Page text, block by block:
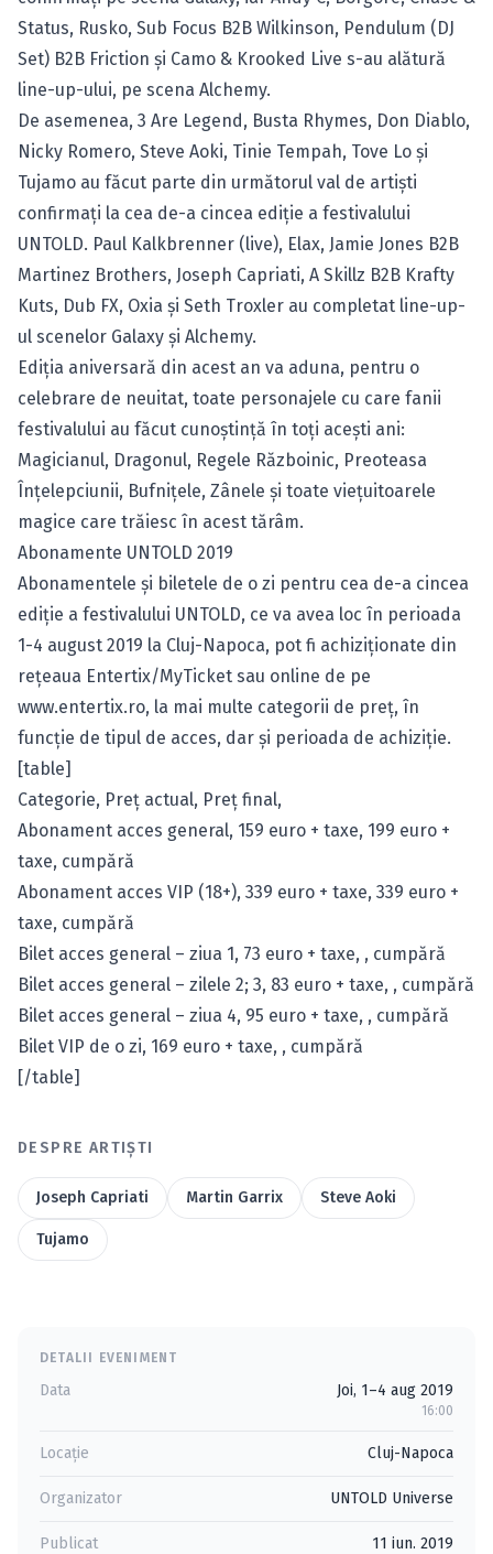
Status, Rusko, Sub Focus B2B Wilkinson, Pendulum (DJ
Set) B2B Friction şi Camo & Krooked Live s-au alătură
line-up-ului, pe scena Alchemy.
De asemenea, 3 Are Legend, Busta Rhymes, Don Diablo,
Nicky Romero, Steve Aoki, Tinie Tempah, Tove Lo şi
Tujamo au făcut parte din următorul val de artişti
confirmaţi la cea de-a cincea ediţie a festivalului
UNTOLD. Paul Kalkbrenner (live), Elax, Jamie Jones B2B
Martinez Brothers, Joseph Capriati, A Skillz B2B Krafty
Kuts, Dub FX, Oxia şi Seth Troxler au completat line-up-
ul scenelor Galaxy şi Alchemy.
Ediţia aniversară din acest an va aduna, pentru o
celebrare de neuitat, toate personajele cu care fanii
festivalului au făcut cunoştinţă în toţi aceşti ani:
Magicianul, Dragonul, Regele Războinic, Preoteasa
Înţelepciunii, Bufniţele, Zânele şi toate vieţuitoarele
magice care trăiesc în acest tărâm.
Abonamente UNTOLD 2019
Abonamentele şi biletele de o zi pentru cea de-a cincea
ediţie a festivalului UNTOLD, ce va avea loc în perioada
1-4 august 2019 la Cluj-Napoca, pot fi achiziţionate din
reţeaua Entertix/MyTicket sau online de pe
www.entertix.ro, la mai multe categorii de preţ, în
funcţie de tipul de acces, dar şi perioada de achiziţie.
[table]
Categorie, Preţ actual, Preţ final,
Abonament acces general, 159 euro + taxe, 199 euro +
taxe, cumpără
Abonament acces VIP (18+), 339 euro + taxe, 339 euro +
taxe, cumpără
Bilet acces general – ziua 1, 73 euro + taxe, , cumpără
Bilet acces general – zilele 2; 3, 83 euro + taxe, , cumpără
Bilet acces general – ziua 4, 95 euro + taxe, , cumpără
Bilet VIP de o zi, 169 euro + taxe, , cumpără
[/table]
DESPRE ARTIȘTI
Joseph Capriati Martin Garrix Steve Aoki
Tujamo
DETALII EVENIMENT
Data Joi, 1–4 aug 2019
16:00
Locație Cluj-Napoca
Organizator UNTOLD Universe
Publicat 11 iun. 2019